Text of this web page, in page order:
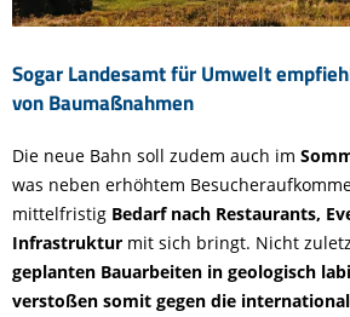
Sogar Landesamt für Umwelt
von Baumaßnahmen
Die neue Bahn soll zudem auch im
was neben erhöhtem
mittelfristig Bedarf nach Restaurants,
Infrastruktur mit sich bringt. Nicht
geplanten Bauarbeiten in geologisch
verstoßen somit gegen die